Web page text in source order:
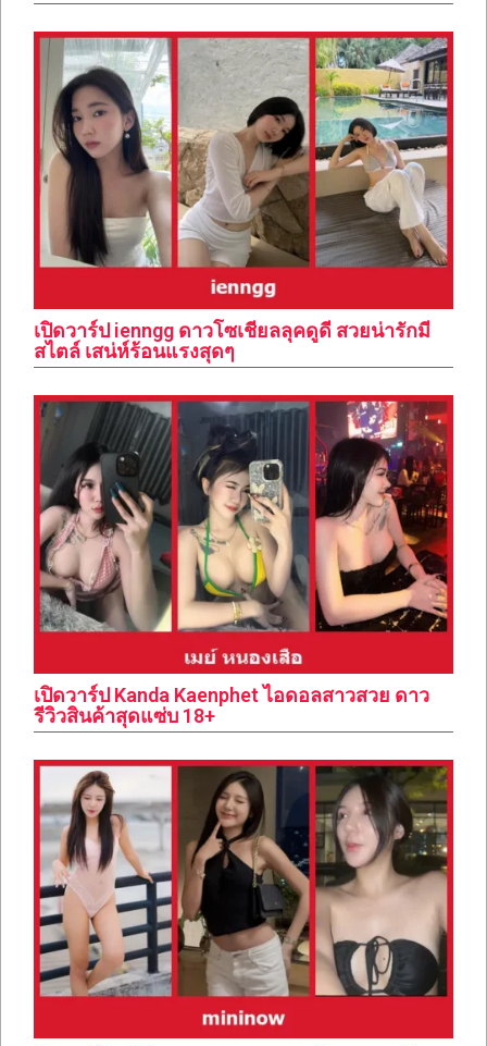
เปิดวาร์ป ienngg ดาวโซเชียลลุคดูดี สวยน่ารักมี
สไตล์ เสน่ห์ร้อนแรงสุดๆ
เปิดวาร์ป Kanda Kaenphet ไอดอลสาวสวย ดาว
รีวิวสินค้าสุดแซ่บ 18+